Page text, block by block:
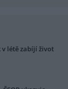
v létě zabíjí život